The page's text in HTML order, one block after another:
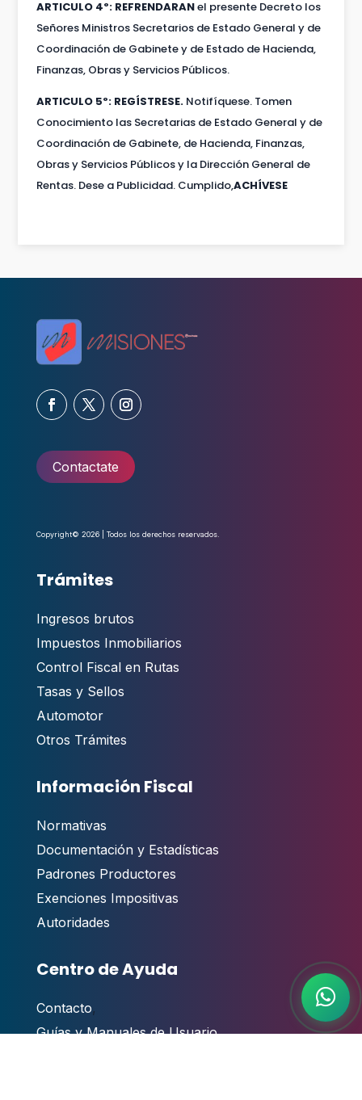
ARTICULO 4º: REFRENDARANel presente Decreto los
Señores Ministros Secretarios de Estado General y de
Coordinación de Gabinete y de Estado de Hacienda,
Finanzas, Obras y Servicios Públicos.
ARTICULO 5º: REGÍSTRESE.Notifíquese. Tomen
Conocimiento las Secretarias de Estado General y de
Coordinación de Gabinete, de Hacienda, Finanzas,
Obras y Servicios Públicos y la Dirección General de
Rentas. Dese a Publicidad. Cumplido,ACHÍVESE
Contactate
Copyright© 2026 | Todos los derechos reservados.
Trámites
Ingresos brutos
Impuestos Inmobiliarios
Control Fiscal en Rutas
Tasas y Sellos
Automotor
Otros Trámites
Información Fiscal
Normativas
Documentación y Estadísticas
Padrones Productores
Exenciones Impositivas
Autoridades
Centro de Ayuda
Contacto,
Guías y Manuales de Usuario